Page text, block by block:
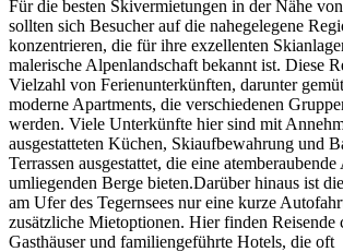
Für die besten Skivermietungen in der Nähe
sollten sich Besucher auf die nahegelegene
konzentrieren, die für ihre exzellenten
malerische Alpenlandschaft bekannt ist. Diese
Vielzahl von Ferienunterkünften, darunter
moderne Apartments, die verschiedenen
werden. Viele Unterkünfte hier sind mit
ausgestatteten Küchen, Skiaufbewahrung und
Terrassen ausgestattet, die eine
umliegenden Berge bieten.Darüber hinaus ist
am Ufer des Tegernsees nur eine kurze
zusätzliche Mietoptionen. Hier finden Reisende
Gasthäuser und familiengeführte Hotels, die oft